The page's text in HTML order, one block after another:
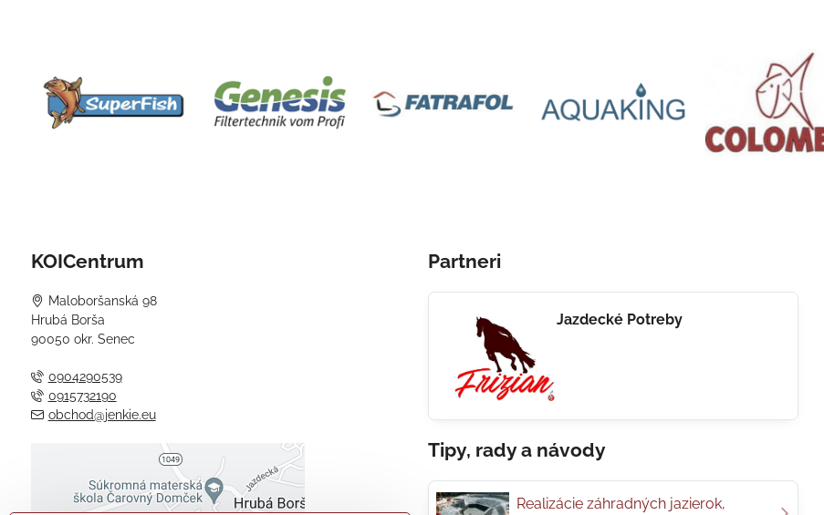
KOICentrum
Maloboršanská 98
Hrubá Borša
90050 okr. Senec
0904290539
0915732190
obchod@jenkie.eu
Externý obsah je blokovaný
Partneri
Jazdecké Potreby
Tipy, rady a návody
Realizácie záhradných jazierok,